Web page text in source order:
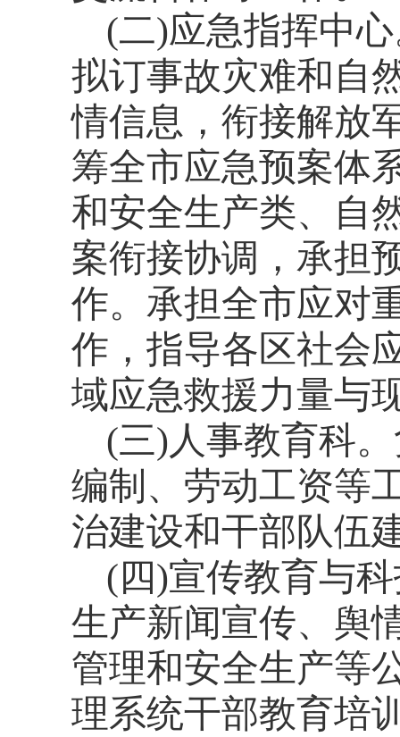
(二)应急指挥中
拟订事故灾难和自
情信息，衔接解放
筹全市应急预案体
和安全生产类、自
案衔接协调，承担
作。 承担全市应对
作，指导各区社会
域应急救援力量与
(三)人事教育科
编制、劳动工资等
治建设和干部队伍
(四)宣传教育与
生产新闻宣传、舆
管理和安全生产等
理系统干部教育培